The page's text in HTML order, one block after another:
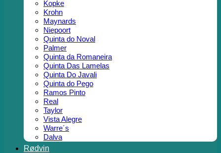
Kopke
Krohn
Maynards
Niepoort
Quinta do Noval
Palmer
Quinta da Romaneira
Quinta Das Lamelas
Quinta Do Javali
Quinta do Pego
Ramos Pinto
Real
Taylor
Vista Alegre
Warre´s
Dalva
Rødvin